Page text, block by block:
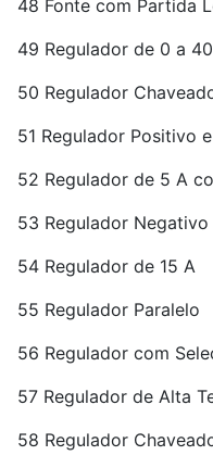
48 Fonte com Partida
49 Regulador de 0 a
50 Regulador
51 Regulador Positivo
52 Regulador de 5 A
53 Regulador
54 Regulador de 15 A
55 Regulador Paralelo
56 Regulador com
57 Regulador de Alta
58 Regulador